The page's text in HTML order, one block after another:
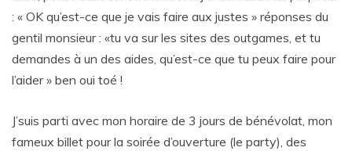
: « OK qu’est-ce que je vais faire aux justes » réponses du
gentil monsieur : «tu va sur les sites des outgames, et tu
demandes à un des aides, qu’est-ce que tu peux faire pour
l’aider » ben oui toé !
J’suis parti avec mon horaire de 3 jours de bénévolat, mon
fameux billet pour la soirée d’ouverture (le party), des